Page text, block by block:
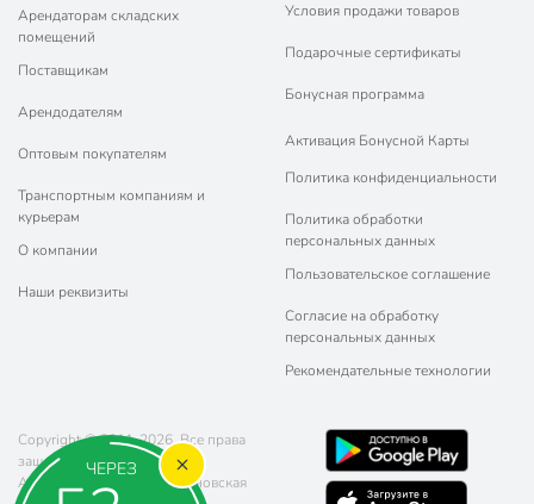
ЧЕРЕЗ
Арендаторам складских
помещений
Поставщикам
Арендодателям
Оптовым покупателям
Транспортным компаниям и
курьерам
О компании
Наши реквизиты
Условия продажи товаров
Подарочные сертификаты
Бонусная программа
Активация Бонусной Карты
Политика конфиденциальности
Политика обработки
персональных данных
Пользовательское соглашение
Согласие на обработку
персональных данных
Рекомендательные технологии
Copyright © 2011-2026. Все права
защищены.
Адрес: г. Москва, ул. Чертановская